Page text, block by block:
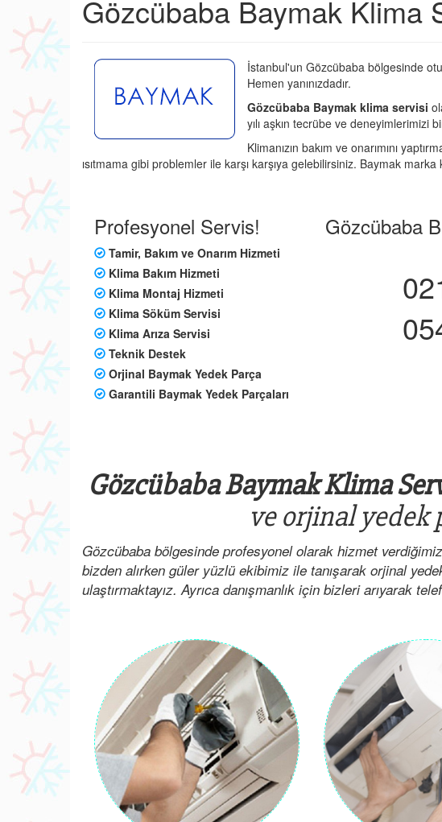
Gözcübaba Baymak Klima
İstanbul'un Gözcübaba bölgesinde
Hemen yanınızdadır.
Gözcübaba Baymak klima servisi
yılı aşkın tecrübe ve deneyimlerimizi
Klimanızın bakım ve onarımını
ısıtmama gibi problemler ile karşı karşıya gelebilirsiniz. Baymak marka
Profesyonel Servis!
Tamir, Bakım ve Onarım Hizmeti
Klima Bakım Hizmeti
Klima Montaj Hizmeti
Klima Söküm Servisi
Klima Arıza Servisi
Teknik Destek
Orjinal Baymak Yedek Parça
Garantili Baymak Yedek Parçaları
Gözcübaba
Gözcübaba Baymak Klima
ve orjinal yedek
Gözcübaba bölgesinde profesyonel olarak hizmet
bizden alırken güler yüzlü ekibimiz ile tanışarak orjinal
ulaştırmaktayız. Ayrıca danışmanlık için bizleri arıyarak